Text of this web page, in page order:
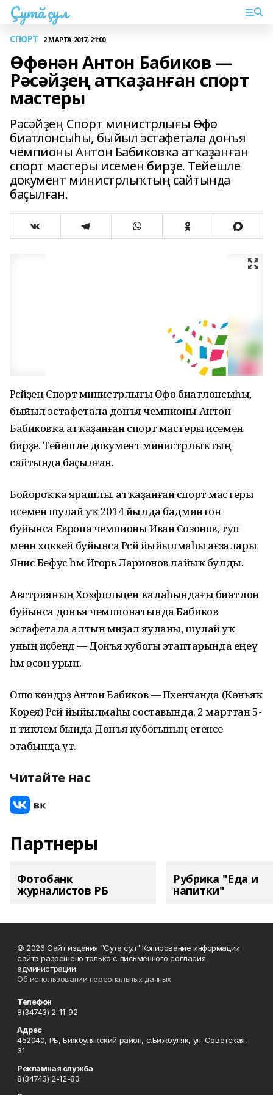
Çутă çул
СПОРТ 2 МАРТА 2017, 21:00
Өфөнән Антон Бабиков —
Рәсәйҙең атҡаҙанған спорт
мастеры
Рәсәйҙең Спорт министрлығы Өфө
биатлонсыһы, быйыл эстафетала донъя
чемпионы Антон Бабиковҡа атҡаҙанған
спорт мастеры исемен бирҙе. Тейешле
документ министрлыҡтың сайтында
баҫылған.
Рәсәйҙең Спорт министрлығы Өфө биатлонсыһы,
быйыл эстафетала донъя чемпионы Антон
Бабиковҡа атҡаҙанған спорт мастеры исемен
бирҙе. Тейешле документ министрлыҡтың
сайтында баҫылған.
Бойороҡҡа ярашлы, атҡаҙанған спорт мастеры
исеменә шулай уҡ 2014 йылда бадминтон
буйынса Европа чемпионы Иван Созонов, туп
менән хоккей буйынса Рәсәй йыйылмаһы ағзалары
Янис Бефус һәм Игорь Ларионов лайыҡ булды.
Австрияның Хохфильцен ҡалаһындағы биатлон
буйынса донъя чемпионатында Бабиков
эстафетала алтын миҙал яуланы, шулай уҡ
уның иҫәбендә — Донъя кубогы этаптарында еңеү
һәм өсөн урын.
Ошо көндәрҙә Антон Бабиков — Пхенчанда (Көньяҡ
Корея) Рәсәй йыйылмаһы составында. 2 марттан 5-
нә тиклем бында Донъя кубогының етенсе
этабында үтә.
Читайте нас
Партнеры
Фотобанк
журналистов РБ
Рубрика "Еда и
напитки"
© 2026 Сайт издания "Сута сул" Копирование информации
сайта разрешено только с письменного согласия
администрации.
Об использовании персональных данных
Телефон
8(34743) 2-11-92
Адрес
452040, РБ, Бижбулякский район, с.Бижбуляк, ул. Советская,
31
Рекламная служба
8(34743) 2-12-83